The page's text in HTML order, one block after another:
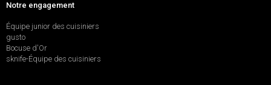
Notre engagement
Équipe junior des cuisiniers
gusto
Bocuse d'Or
sknife-Équipe des cuisiniers